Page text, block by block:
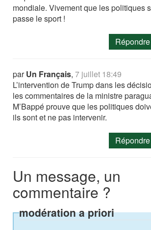
mondiale. Vivement que les politiques
passe le sport !
parUn Français,7 juillet 18:49
L’intervention de Trump dans les
les commentaires de la ministre
M’Bappé prouve que les politiques
ils sont et ne pas intervenir.
Un message, un
commentaire ?
modération a priori